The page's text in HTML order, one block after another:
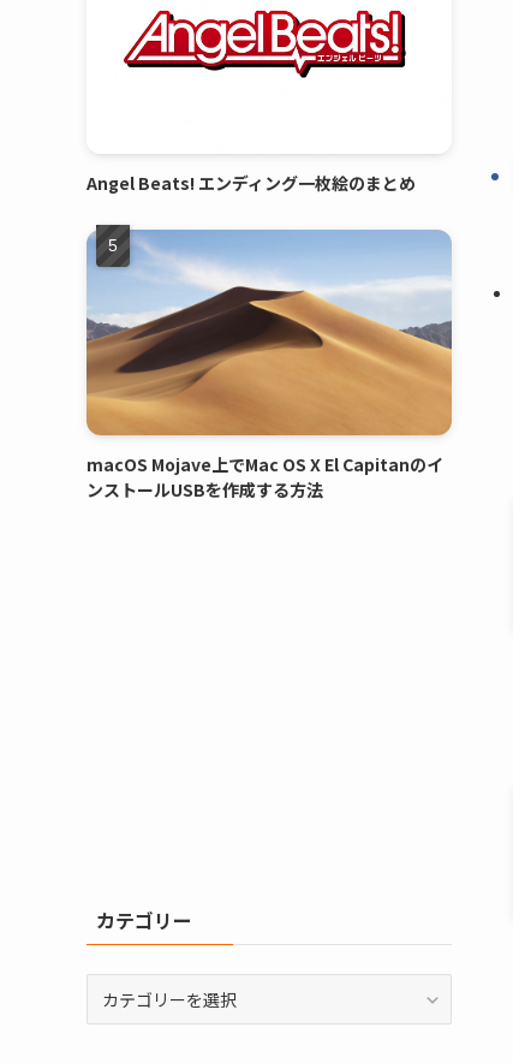
Angel Beats! エンディング一枚絵のまとめ
macOS Mojave上でMac OS X El Capitanのイ
ンストールUSBを作成する方法
カテゴリー